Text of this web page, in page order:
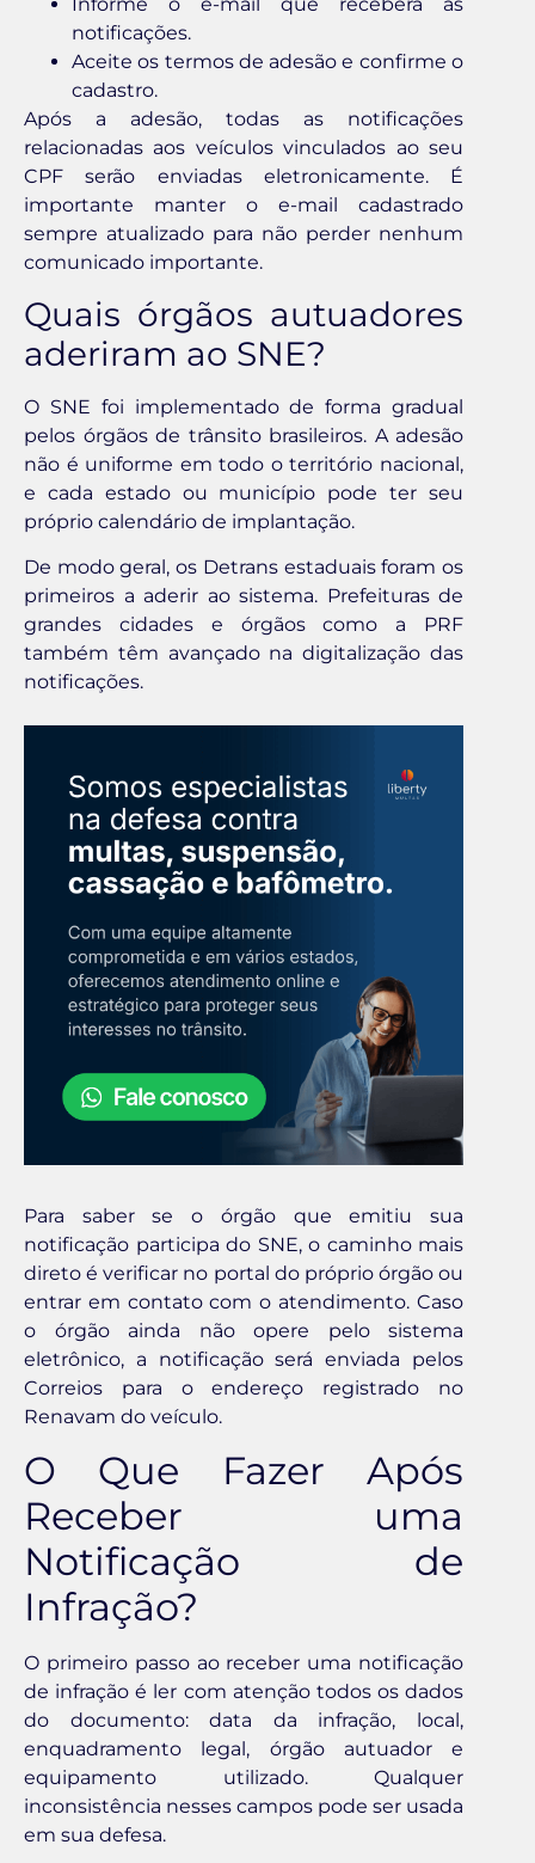
notificações.
Aceite os termos de adesão e confirme o
cadastro.
Após a adesão, todas as notificações
relacionadas aos veículos vinculados ao seu
CPF serão enviadas eletronicamente. É
importante manter o e-mail cadastrado
sempre atualizado para não perder nenhum
comunicado importante.
Quais órgãos autuadores
aderiram ao SNE?
O SNE foi implementado de forma gradual
pelos órgãos de trânsito brasileiros. A adesão
não é uniforme em todo o território nacional,
e cada estado ou município pode ter seu
próprio calendário de implantação.
De modo geral, os Detrans estaduais foram os
primeiros a aderir ao sistema. Prefeituras de
grandes cidades e órgãos como a PRF
também têm avançado na digitalização das
notificações.
Para saber se o órgão que emitiu sua
notificação participa do SNE, o caminho mais
direto é verificar no portal do próprio órgão ou
entrar em contato com o atendimento. Caso
o órgão ainda não opere pelo sistema
eletrônico, a notificação será enviada pelos
Correios para o endereço registrado no
Renavam do veículo.
O Que Fazer Após
Receber uma
Notificação de
Infração?
O primeiro passo ao receber uma notificação
de infração é ler com atenção todos os dados
do documento: data da infração, local,
enquadramento legal, órgão autuador e
equipamento utilizado. Qualquer
inconsistência nesses campos pode ser usada
em sua defesa.